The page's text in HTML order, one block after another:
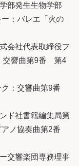
部発生生物学部
：バレエ「火の
会社代表取締役フ
交響曲第9番 第4
：交響曲第9番
ド社書籍編集局第
アノ協奏曲第2番
交響楽団専務理事